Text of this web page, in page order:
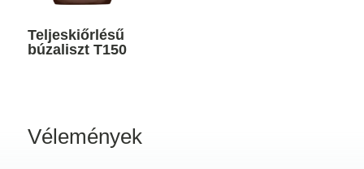
Teljeskiőrlésű
búzaliszt T150
Vélemények